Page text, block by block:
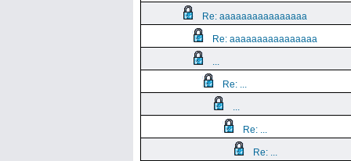
Re: aaaaaaaaaaaaaaaa
Re: aaaaaaaaaaaaaaaa
...
Re: ...
...
Re: ...
Re: ...